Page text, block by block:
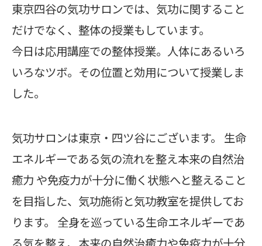
東京四谷の気功サロンでは、気功に関すること
だけでなく、整体の授業もしています。
今日は応用講座での整体授業。人体にあるいろ
いろなツボ。その位置と効用について授業しま
した。
気功サロンは東京・四ツ谷にございます。 生命
エネルギーである気の流れを整え本来の自然治
癒力 や免疫力が十分に働く状態へと整えること
を目指した、気功施術と気功教室を提供してお
ります。 全身を巡っている生命エネルギーであ